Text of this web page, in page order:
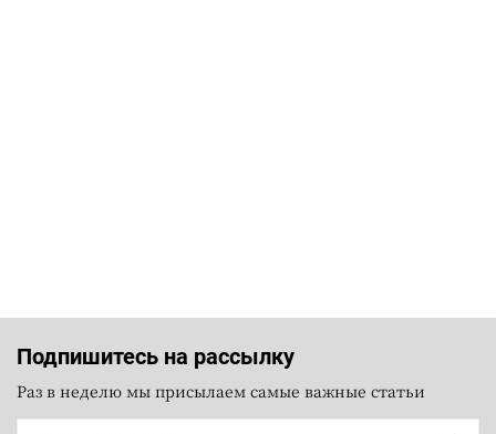
Подпишитесь на рассылку
Раз в неделю мы присылаем самые важные статьи